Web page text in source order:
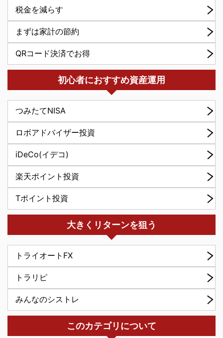
税金を減らす
まずは家計の節約
QRコード決済でお得
初心者におすすめ資産運用
つみたてNISA
ロボアドバイザー投資
iDeCo(イデコ)
楽天ポイント投資
Tポイント投資
大きくリターンを狙う
トライオートFX
トラリピ
みんなのシストレ
このカテゴリについて